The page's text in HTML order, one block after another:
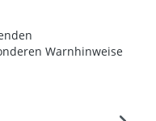
Warnhinweise